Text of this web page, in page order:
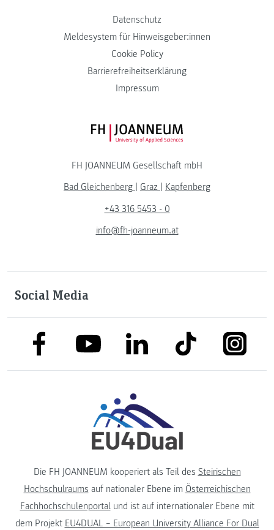
Datenschutz
Meldesystem für Hinweisgeber:innen
Cookie Policy
Barrierefreiheitserklärung
Impressum
FH JOANNEUM Logo
FH JOANNEUM Gesellschaft mbH
Bad Gleichenberg
Graz
Kapfenberg
+43 316 5453 - 0
info@fh-joanneum.at
Social Media
link to facebooklink to youtubelink to linkedinlink to tiktok
Die FH JOANNEUM kooperiert als Teil des Steirischen
Hochschulraums auf nationaler Ebene im Österreichischen
Fachhochschulenportalund ist auf internationaler Ebene mit
dem Projekt EU4DUAL – European University Alliance For Dual